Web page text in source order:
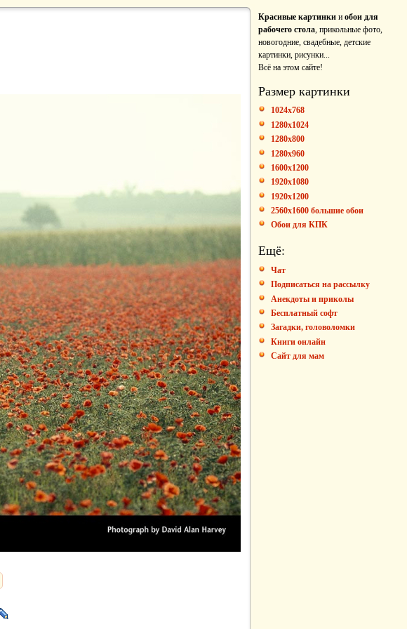
Красивые картинки и обои для
рабочего стола, прикольные фото,
новогодние, свадебные, детские
картинки, рисунки...
Всё на этом сайте!
Размер картинки
1024x768
1280x1024
1280x800
1280x960
1600x1200
1920x1080
1920x1200
2560x1600 большие обои
Обои для КПК
Ещё:
Чат
Подписаться на рассылку
Анекдоты и приколы
Бесплатный софт
Загадки, головоломки
Книги онлайн
Сайт для мам